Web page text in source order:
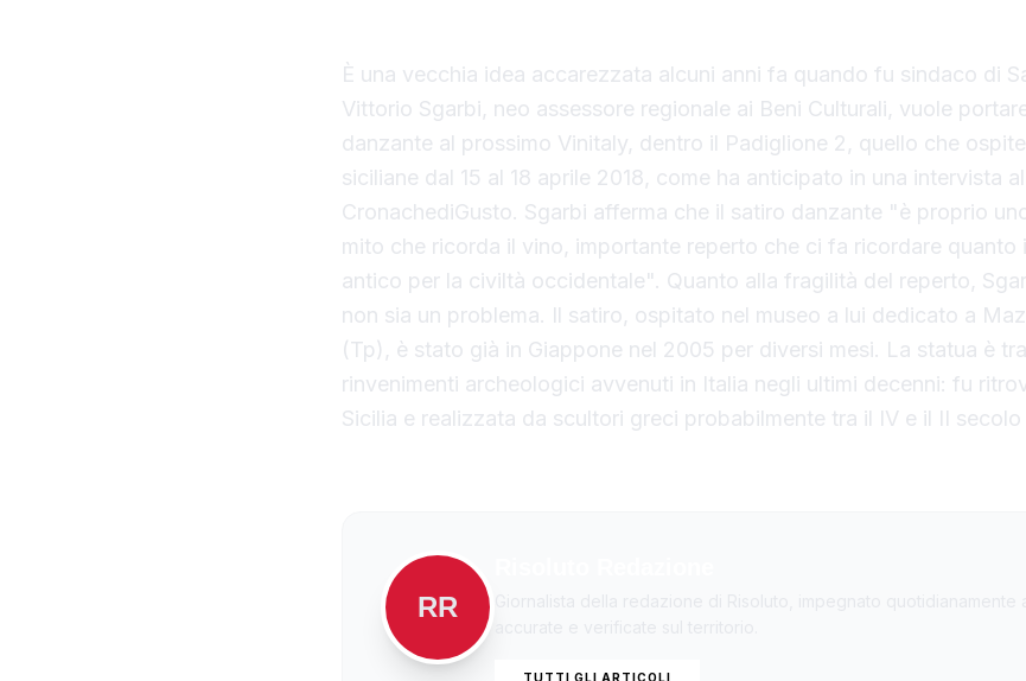
È una vecchia idea accarezzata alcuni anni fa quando fu sindaco di
Vittorio Sgarbi, neo assessore regionale ai Beni Culturali, vuole
danzante al prossimo Vinitaly, dentro il Padiglione 2, quello che
siciliane dal 15 al 18 aprile 2018, come ha anticipato in una intervista
CronachediGusto. Sgarbi afferma che il satiro danzante "è proprio
mito che ricorda il vino, importante reperto che ci fa ricordare quanto
antico per la civiltà occidentale". Quanto alla fragilità del reperto,
non sia un problema. Il satiro, ospitato nel museo a lui dedicato a
(Tp), è stato già in Giappone nel 2005 per diversi mesi. La statua è
rinvenimenti archeologici avvenuti in Italia negli ultimi decenni: fu
Sicilia e realizzata da scultori greci probabilmente tra il IV e il II
RR
TUTTI GLI ARTICOLI